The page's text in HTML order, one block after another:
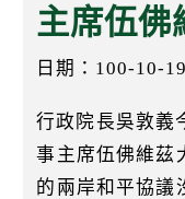
主席伍佛
日期：100-10-19
行政院長吳敦義
事主席伍佛維茲
的兩岸和平協議